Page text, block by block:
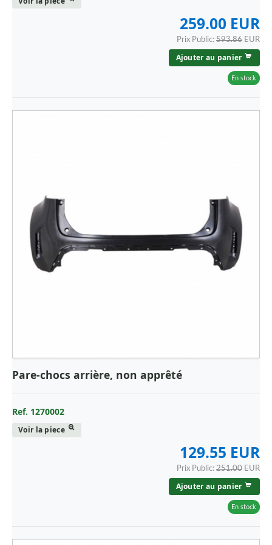
259.00 EUR
Prix Public: 593.86 EUR
Ajouter au panier
En stock
Pare-chocs arrière, non apprêté
Ref. 1270002
Voir la piece
129.55 EUR
Prix Public: 251.00 EUR
Ajouter au panier
En stock